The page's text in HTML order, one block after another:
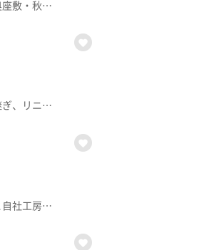
■放送 2025年1月30日放送東北6県の名湯・秘湯・人気の宿を紹介します。仙台の奥座敷・秋保温泉。話題のグランピング施設と人気の隠れ家カフェを紹介。
東北6県の名湯・秘湯・人気の宿を紹介します。曾祖父の時代から続く旅館を姉妹で継ぎ、リニューアル。半露天風呂付の客室や地産地消にこだわった創作料理、本格サウナなどが楽しめる癒やしの宿。
東北6県の名湯・秘湯・人気の宿を紹介します。自家源泉から湧き出る〝美人の湯〟と自社工房で毎日作る〝生湯葉〟が人気の宿。